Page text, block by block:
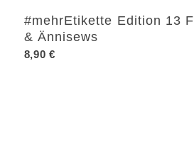
#mehrEtikette Edition 13
& Ännisews
8,90 €